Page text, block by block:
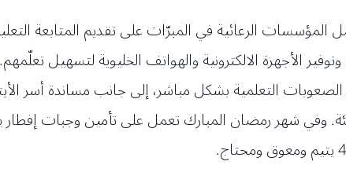
المؤسسات الرعائية في المبرّات على تقديم المتابعة
الأجهزة الالكترونية والهواتف الخليوية لتسهيل
التعلمية بشكل مباشر، إلى جانب مساندة أسر
شهر رمضان المبارك تعمل على تأمين وجبات إفطار